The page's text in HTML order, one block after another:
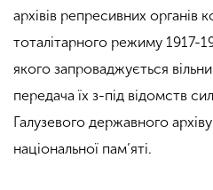
архівів репресивних органів
тоталітарного режиму 1917-
якого запроваджується
передача їх з-під відомств
Галузевого державного
національної пам’яті.